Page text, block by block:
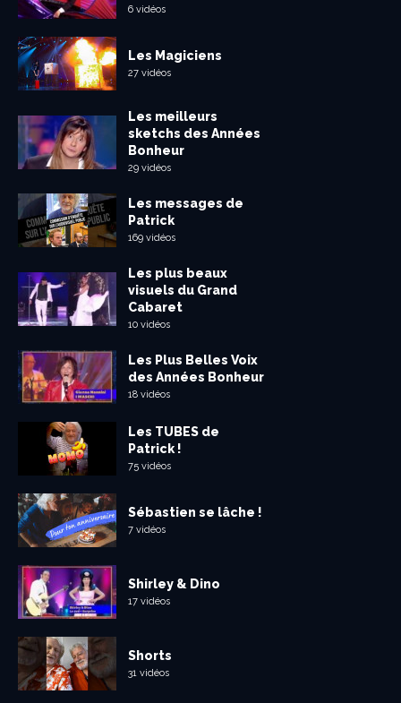
6 vidéos
Les Magiciens
27 vidéos
Les meilleurs
sketchs des Années
Bonheur
29 vidéos
Les messages de
Patrick
169 vidéos
Les plus beaux
visuels du Grand
Cabaret
10 vidéos
Les Plus Belles Voix
des Années Bonheur
18 vidéos
Les TUBES de
Patrick !
75 vidéos
Sébastien se lâche !
7 vidéos
Shirley & Dino
17 vidéos
Shorts
31 vidéos